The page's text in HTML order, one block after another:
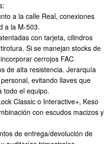
a la calle Real, conexiones
a la M-503.
con tarjeta, cilindros
Si se manejan stocks de
cerrojos FAC
de alta resistencia. Jerarquía
evitando llaves que
todo el equipo.
Classic o Interactive+, Keso
con escudos macizos y
de entrega/devolución de